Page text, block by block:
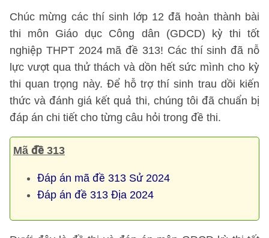
Chúc mừng các thí sinh lớp 12 đã hoàn thành bài
thi môn Giáo dục Công dân (GDCD) kỳ thi tốt
nghiệp THPT 2024 mã đề 313! Các thí sinh đã nỗ
lực vượt qua thử thách và dồn hết sức mình cho kỳ
thi quan trọng này. Để hỗ trợ thí sinh trau dồi kiến
thức và đánh giá kết quả thi, chúng tôi đã chuẩn bị
đáp án chi tiết cho từng câu hỏi trong đề thi.
Mã đề 313
Đáp án mã đề 313 Sử 2024
Đáp án đề 313 Địa 2024